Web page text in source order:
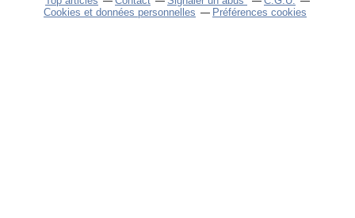
Cookies et données personnelles
Préférences cookies